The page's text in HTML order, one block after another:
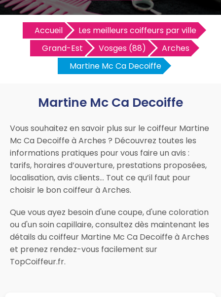
Accueil
Les meilleurs coiffeurs par ville
Grand-Est
Vosges (88)
Arches
Martine Mc Ca Decoiffe
Martine Mc Ca Decoiffe
Vous souhaitez en savoir plus sur le coiffeur Martine
Mc Ca Decoiffe à Arches ? Découvrez toutes les
informations pratiques pour vous faire un avis :
tarifs, horaires d’ouverture, prestations proposées,
localisation, avis clients… Tout ce qu’il faut pour
choisir le bon coiffeur à Arches.
Que vous ayez besoin d'une coupe, d'une coloration
ou d'un soin capillaire, consultez dès maintenant les
détails du coiffeur Martine Mc Ca Decoiffe à Arches
et prenez rendez-vous facilement sur
TopCoiffeur.fr.